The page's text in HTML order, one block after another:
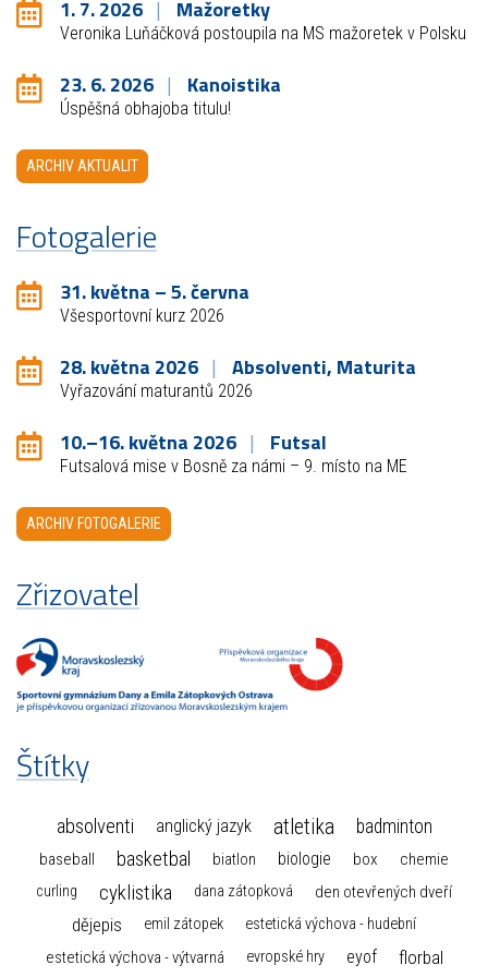
1. 7. 2026 Mažoretky
Veronika Luňáčková postoupila na MS mažoretek v Polsku
23. 6. 2026 Kanoistika
Úspěšná obhajoba titulu!
ARCHIV AKTUALIT
Fotogalerie
31. května – 5. června
Všesportovní kurz 2026
28. května 2026 Absolventi, Maturita
Vyřazování maturantů 2026
10.–16. května 2026 Futsal
Futsalová mise v Bosně za námi – 9. místo na ME
ARCHIV FOTOGALERIE
Zřizovatel
Štítky
absolventi anglický jazyk atletika badminton
baseball basketbal biatlon biologie box chemie
curling cyklistika dana zátopková den otevřených dveří
dějepis emil zátopek estetická výchova - hudební
estetická výchova - výtvarná evropské hry eyof florbal